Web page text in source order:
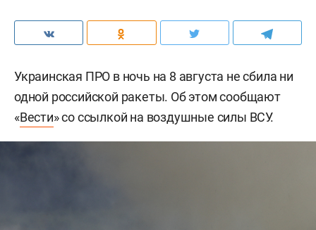
Украинская ПРО в ночь на 8 августа не сбила ни
одной российской ракеты. Об этом сообщают
«Вести» со ссылкой на воздушные силы ВСУ.